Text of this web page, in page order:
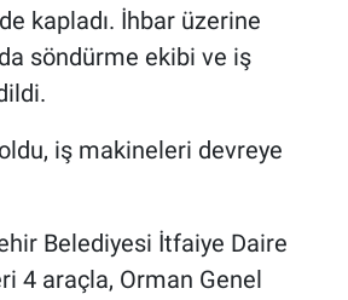
kapladı. İhbar üzerine
söndürme ekibi ve iş
iş makineleri devreye
Belediyesi İtfaiye Daire
4 araçla, Orman Genel